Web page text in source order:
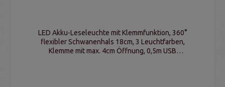
LED Akku-Leseleuchte mit Klemmfunktion, 360°
flexibler Schwanenhals 18cm, 3 Leuchtfarben,
Klemme mit max. 4cm Öffnung, 0,5m USB